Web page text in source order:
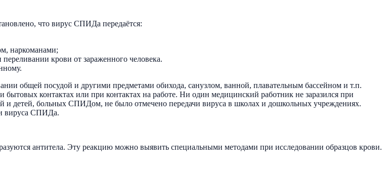
что вирус СПИДа передаётся:
наркоманами;
крови от зараженного человека.
общей посудой и другими предметами обихода, санузлом, ванной, плавательным бассейном и т.п.
контактах или при контактах на работе. Ни один медицинский работник не заразился при
детей, больных СПИДом, не было отмечено передачи вируса в школах и дошкольных учреждениях.
вируса СПИДа.
антитела. Эту реакцию можно выявить специальными методами при исследовании образцов крови.